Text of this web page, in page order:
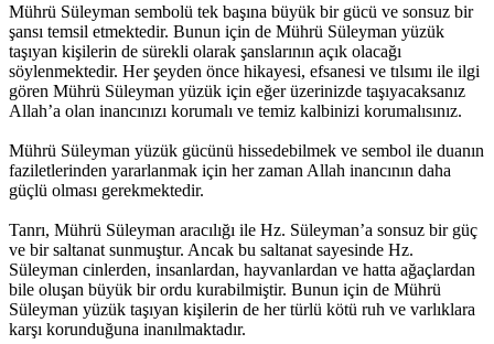
Mührü Süleyman sembolü tek başına büyük bir gücü ve sonsuz bir
şansı temsil etmektedir. Bunun için de Mührü Süleyman yüzük
taşıyan kişilerin de sürekli olarak şanslarının açık olacağı
söylenmektedir. Her şeyden önce hikayesi, efsanesi ve tılsımı ile ilgi
gören Mührü Süleyman yüzük için eğer üzerinizde taşıyacaksanız
Allah’a olan inancınızı korumalı ve temiz kalbinizi korumalısınız.
Mührü Süleyman yüzük gücünü hissedebilmek ve sembol ile duanın
faziletlerinden yararlanmak için her zaman Allah inancının daha
güçlü olması gerekmektedir.
Tanrı, Mührü Süleyman aracılığı ile Hz. Süleyman’a sonsuz bir güç
ve bir saltanat sunmuştur. Ancak bu saltanat sayesinde Hz.
Süleyman cinlerden, insanlardan, hayvanlardan ve hatta ağaçlardan
bile oluşan büyük bir ordu kurabilmiştir. Bunun için de Mührü
Süleyman yüzük taşıyan kişilerin de her türlü kötü ruh ve varlıklara
karşı korunduğuna inanılmaktadır.